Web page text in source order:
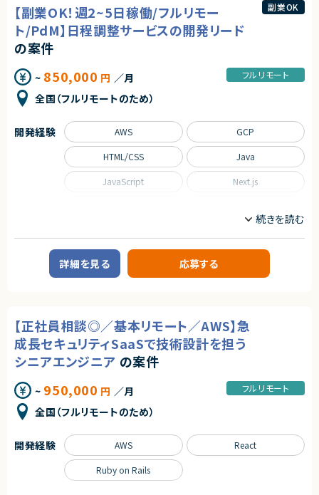
・少数規模のチームでリーダーシップを持って、開発をしたい方。
契約形態
業務委託(準委任契約)
契約元
株式会社LASSIC
エージェントから
★フルリモート＆フレックスで働きさすさばっちり！
★業界シェアNo.1！大手HDのグループ会社の安定感がありながら、自社ベ
ンチャーのように事業成長を間近に感じれる環境です。
★少数精鋭のため、裁量が大きく自分の考えがプロダクトに反映されやすい
【業務内容】
・福祉Tech SaaSプロダクトのバックエンド開発（Ruby on Rails）
・要求分析〜要件定義、基本設計、詳細設計、実装、運用保守までの一連の
開発業務
・サポートチームからの問い合わせ対応を含めたプロダクト改善
・PdM・UXデザイナー・QA・SREと連携した企画／設計／開発／リリース／
運用
・福祉ドメインに関する研修・勉強会への参加
・企画単位でのPDCA型検証およびデータ分析
求めるスキル
・Ruby on Railsによるプロダクト開発経験（3年以上）
・toCサービスの開発・運用に2年以上携わり、サービス成長を経験した方
・業務フローの作成・整理を行った経験
契約形態
株式会社LASSIC
エージェントから
れます
★ Ruby on Railsを軸に、福祉Techという社会貢献性の高いドメインに携
われます
★ PdM・UXデザイナー・QA・SREと密に連携し、チーム開発の醍醐味を実感
【副業OK！週2~5日稼働/フルリモー
ト/PdM】日程調整サービスの開発リード
の案件
~ 850,000 円 ／月
全国（フルリモートのため）
フルリモート
副業OK
CTO/VPoE/テックリード
プロジェクトマネージャー
プロジェクトリーダー
インフラエンジニア/SRE
フロントエンドエンジニア
サーバーサイドエンジニア
◆業務内容
日程調整を支援するSaaSプロダクトにおいて、企画・設計から改善まで、プ
ロダクト開発を主導していただくポジションです。
・開発テーマの優先順位付けおよび進行マネジメント
・技術的視点を活かした営業・カスタマーサポート支援
・障害対応や運用面の改善を含むプロダクト品質の担保
・上記に付随する、経営・顧客・開発をつなぐ横断的な役割
開発経験 AWS GCP
HTML/CSS Java
JavaScript Next.js
Spring Spring Boot
TypeScript
詳細を見る 応募する
【正社員相談◎／基本リモート／AWS】急
成長セキュリティSaaSで技術設計を担う
シニアエンジニア の案件
~ 950,000 円 ／月
全国（フルリモートのため）
フルリモート
開発経験 AWS React
Ruby on Rails